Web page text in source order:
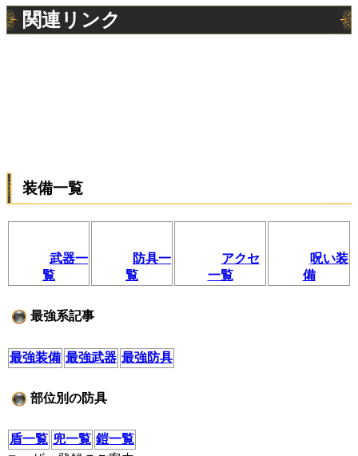
関連リンク
装備一覧
武器一
覧
防具一
覧
アクセ
一覧
呪い装
備
最強系記事
最強装備 最強武器 最強防具
部位別の防具
盾一覧 兜一覧 鎧一覧